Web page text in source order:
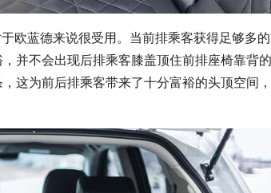
欧蓝德来说很受用。当前排乘客获得足够多
并不会出现后排乘客膝盖顶住前排座椅靠背
这为前后排乘客带来了十分富裕的头顶空间